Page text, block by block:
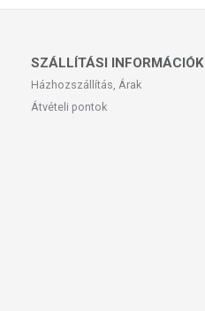
SZÁLLÍTÁSI INFORMÁCIÓK
Házhozszállítás, Árak
Átvételi pontok